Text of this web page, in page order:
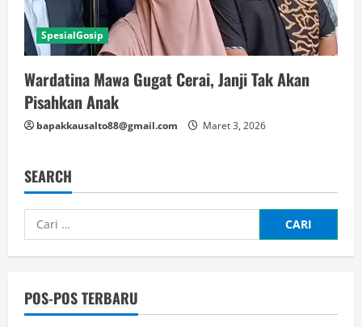
SpesialGosip
Wardatina Mawa Gugat Cerai, Janji Tak Akan
Pisahkan Anak
bapakkausalto88@gmail.com Maret 3, 2026
SEARCH
Cari
untuk:
POS-POS TERBARU